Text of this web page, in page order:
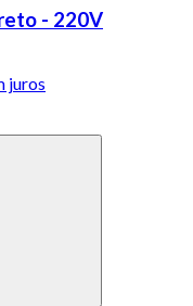
- 220V
juros